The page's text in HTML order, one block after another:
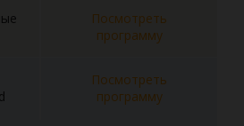
Посмотреть
программу
Посмотреть
программу